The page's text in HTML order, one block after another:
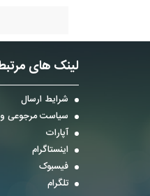
لینک های
شرایط ارسال
سیاست مرجوعی و
آپارات
اینستاگرام
فیسبوک
تلگرام